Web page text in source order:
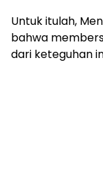
Untuk itulah,
bahwa
dari keteguhan